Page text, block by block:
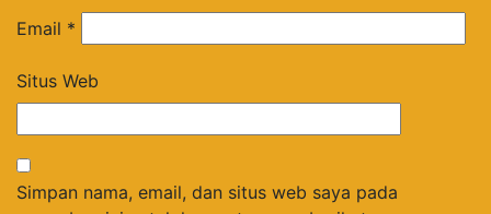
Email *
Situs Web
Simpan nama, email, dan situs web saya pada